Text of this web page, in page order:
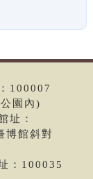
100007
園內)
址：
博館斜對
：100035